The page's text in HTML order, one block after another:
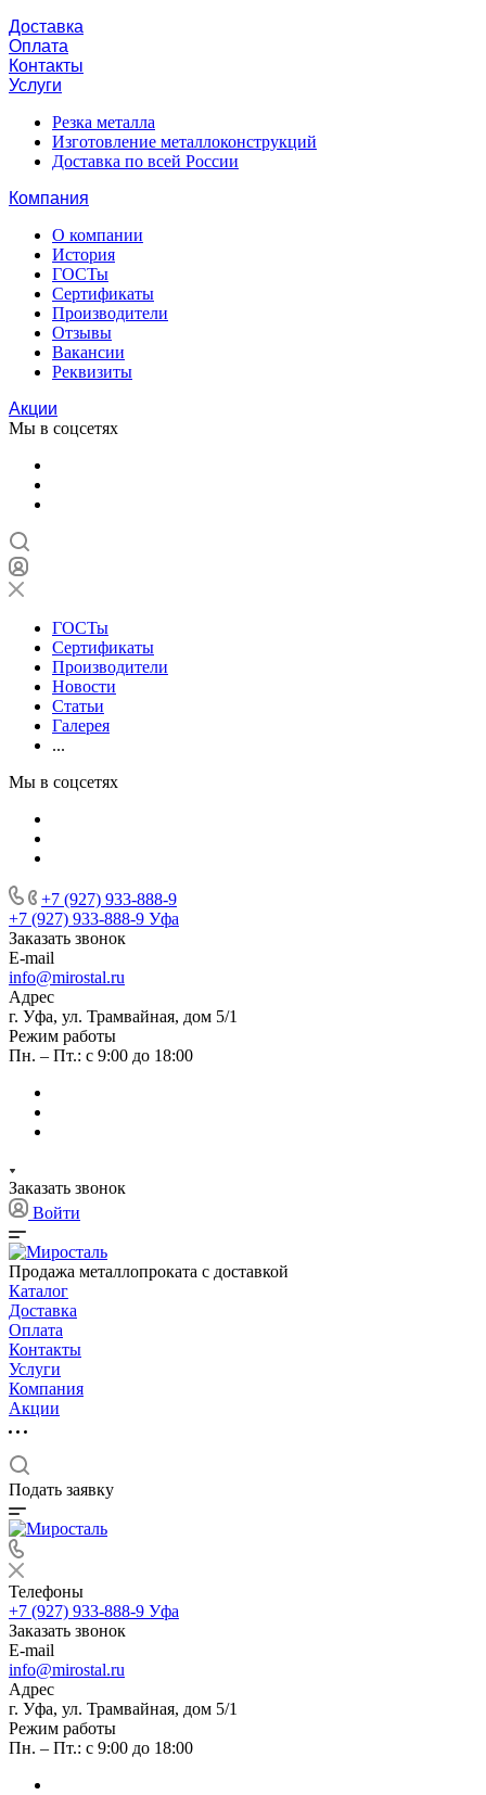
Доставка
Оплата
Контакты
Услуги
Резка металла
Изготовление металлоконструкций
Доставка по всей России
Компания
О компании
История
ГОСТы
Сертификаты
Производители
Отзывы
Вакансии
Реквизиты
Акции
Мы в соцсетях
ГОСТы
Сертификаты
Производители
Новости
Статьи
Галерея
...
Мы в соцсетях
+7 (927) 933-888-9
+7 (927) 933-888-9 Уфа
Заказать звонок
E-mail
info@mirostal.ru
Адрес
г. Уфа, ул. Трамвайная, дом 5/1
Режим работы
Пн. – Пт.: с 9:00 до 18:00
Заказать звонок
Войти
Продажа металлопроката с доставкой
Каталог
Доставка
Оплата
Контакты
Услуги
Компания
Акции
Подать заявку
Телефоны
+7 (927) 933-888-9 Уфа
Заказать звонок
E-mail
info@mirostal.ru
Адрес
г. Уфа, ул. Трамвайная, дом 5/1
Режим работы
Пн. – Пт.: с 9:00 до 18:00